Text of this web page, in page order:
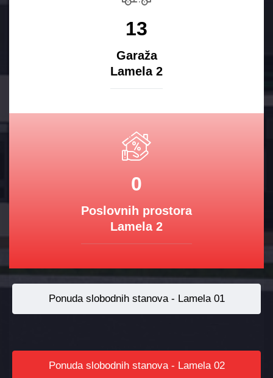
13
Garaža
Lamela 2
0
Poslovnih prostora
Lamela 2
Ponuda slobodnih stanova - Lamela 01
Ponuda slobodnih stanova - Lamela 02